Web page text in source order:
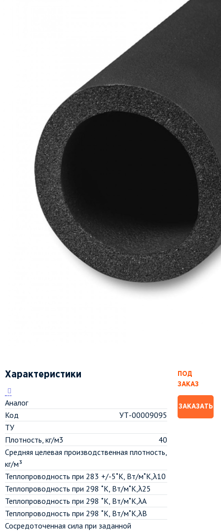
Характеристики
Аналог
Код
УТ-00009095
ТУ
Плотность, кг/м3
40
Средняя целевая производственная плотность,
кг/м³
Теплопроводность при 283 +/-5˚К, Вт/м˚К,λ10
Теплопроводность при 298 ˚К, Вт/м˚К,λ25
Теплопроводность при 298 ˚К, Вт/м˚К,λА
Теплопроводность при 298 ˚К, Вт/м˚К,λВ
Сосредоточенная сила при заданной
ПОД
ЗАКАЗ
ЗАКАЗАТЬ